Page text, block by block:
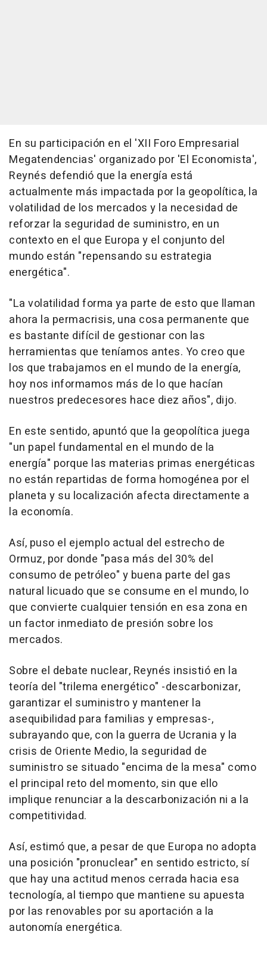
En su participación en el 'XII Foro Empresarial
Megatendencias' organizado por 'El Economista',
Reynés defendió que la energía está
actualmente más impactada por la geopolítica, la
volatilidad de los mercados y la necesidad de
reforzar la seguridad de suministro, en un
contexto en el que Europa y el conjunto del
mundo están "repensando su estrategia
energética".
"La volatilidad forma ya parte de esto que llaman
ahora la permacrisis, una cosa permanente que
es bastante difícil de gestionar con las
herramientas que teníamos antes. Yo creo que
los que trabajamos en el mundo de la energía,
hoy nos informamos más de lo que hacían
nuestros predecesores hace diez años", dijo.
En este sentido, apuntó que la geopolítica juega
"un papel fundamental en el mundo de la
energía" porque las materias primas energéticas
no están repartidas de forma homogénea por el
planeta y su localización afecta directamente a
la economía.
Así, puso el ejemplo actual del estrecho de
Ormuz, por donde "pasa más del 30% del
consumo de petróleo" y buena parte del gas
natural licuado que se consume en el mundo, lo
que convierte cualquier tensión en esa zona en
un factor inmediato de presión sobre los
mercados.
Sobre el debate nuclear, Reynés insistió en la
teoría del "trilema energético" -descarbonizar,
garantizar el suministro y mantener la
asequibilidad para familias y empresas-,
subrayando que, con la guerra de Ucrania y la
crisis de Oriente Medio, la seguridad de
suministro se situado "encima de la mesa" como
el principal reto del momento, sin que ello
implique renunciar a la descarbonización ni a la
competitividad.
Así, estimó que, a pesar de que Europa no adopta
una posición "pronuclear" en sentido estricto, sí
que hay una actitud menos cerrada hacia esa
tecnología, al tiempo que mantiene su apuesta
por las renovables por su aportación a la
autonomía energética.